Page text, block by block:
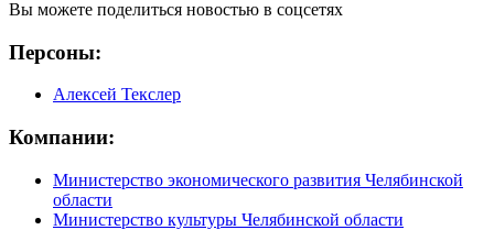
Вы можете поделиться новостью в соцсетях
Персоны:
Алексей Текслер
Компании:
Министерство экономического развития Челябинской
области
Министерство культуры Челябинской области